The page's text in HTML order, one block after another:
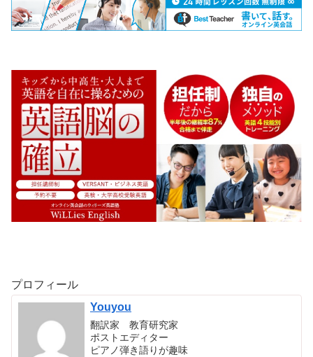
プロフィール
Youyou
翻訳家 教育研究家
ポストエディター
ピアノ弾き語りが趣味